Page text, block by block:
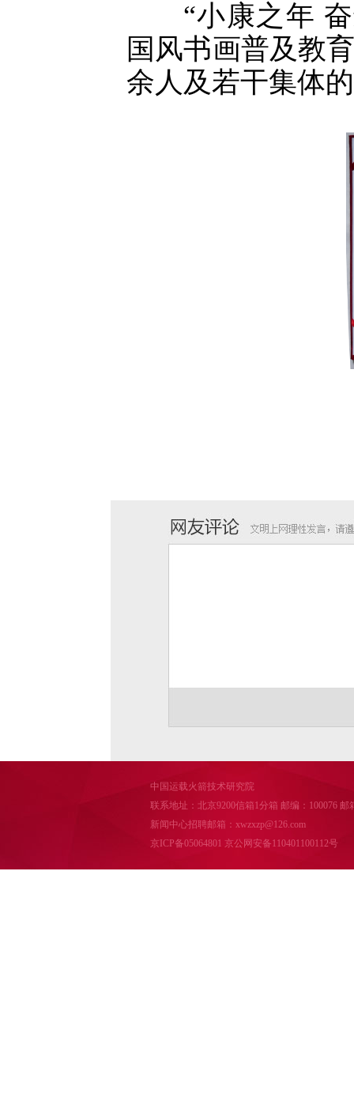
“小康之年 奋
国风书画普及教
余人及若干集体
中国运载火箭技术研究院
联系地址：北京9200信箱1分箱 邮编：100076 邮
新闻中心招聘邮箱：xwzxzp@126.com
京ICP备05064801 京公网安备110401100112号